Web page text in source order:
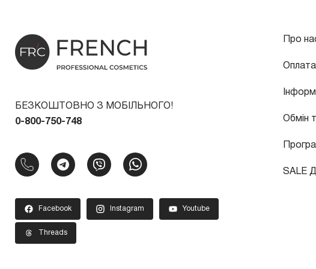
БЕЗКОШТОВНО З МОБІЛЬНОГО!
0-800-750-748
Facebook Instagram Youtube
Threads
Про
Обмін
SALE